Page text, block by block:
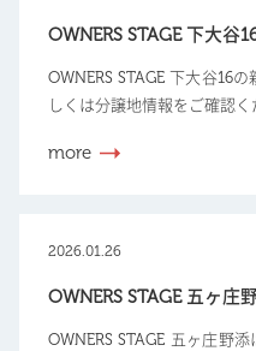
OWNERS STAGE 下大谷
OWNERS STAGE 下大谷16
しくは分譲地情報をご確認く
more
2026.01.26
OWNERS STAGE 五ヶ庄
OWNERS STAGE 五ヶ庄野